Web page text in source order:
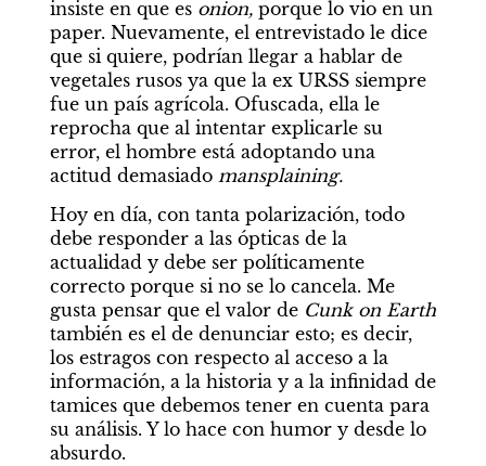
insiste en que es onion, porque lo vio en un
paper. Nuevamente, el entrevistado le dice
que si quiere, podrían llegar a hablar de
vegetales rusos ya que la ex URSS siempre
fue un país agrícola. Ofuscada, ella le
reprocha que al intentar explicarle su
error, el hombre está adoptando una
actitud demasiado mansplaining.
Hoy en día, con tanta polarización, todo
debe responder a las ópticas de la
actualidad y debe ser políticamente
correcto porque si no se lo cancela. Me
gusta pensar que el valor de
Cunk on Earth
también es el de denunciar esto; es decir,
los estragos con respecto al acceso a la
información, a la historia y a la infinidad de
tamices que debemos tener en cuenta para
su análisis. Y lo hace con humor y desde lo
absurdo.